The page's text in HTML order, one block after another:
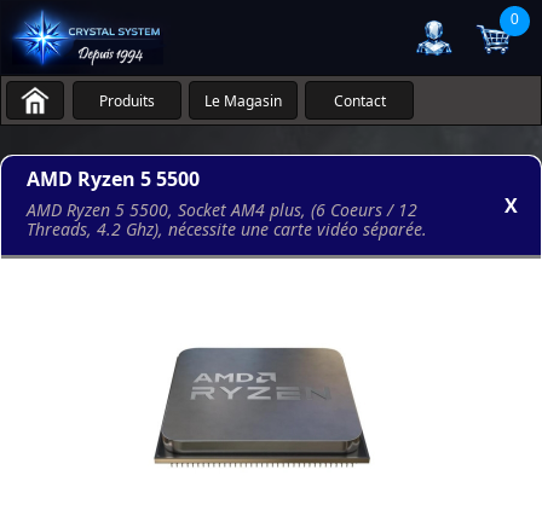
0
Produits Le Magasin Contact
AMD Ryzen 5 5500
AMD Ryzen 5 5500, Socket AM4 plus, (6 Coeurs / 12
Threads, 4.2 Ghz), nécessite une carte vidéo séparée.
X